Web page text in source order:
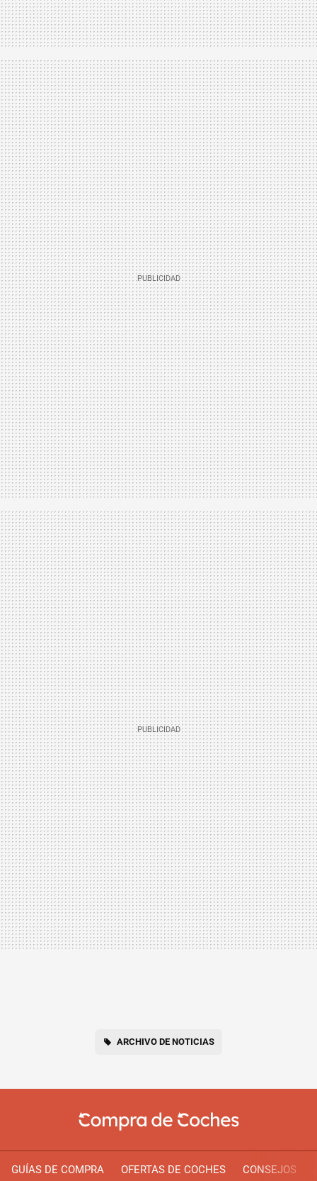
ARCHIVO DE NOTICIAS
GUÍAS DE COMPRA OFERTAS DE COCHES CONSEJOS